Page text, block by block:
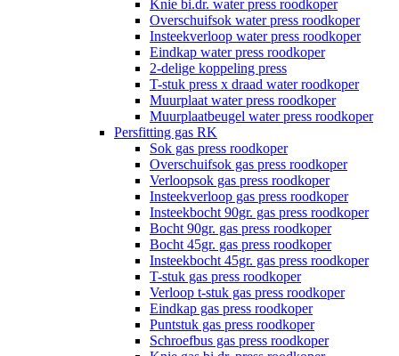
Knie bi.dr. water press roodkoper
Overschuifsok water press roodkoper
Insteekverloop water press roodkoper
Eindkap water press roodkoper
2-delige koppeling press
T-stuk press x draad water roodkoper
Muurplaat water press roodkoper
Muurplaatbeugel water press roodkoper
Persfitting gas RK
Sok gas press roodkoper
Overschuifsok gas press roodkoper
Verloopsok gas press roodkoper
Insteekverloop gas press roodkoper
Insteekbocht 90gr. gas press roodkoper
Bocht 90gr. gas press roodkoper
Bocht 45gr. gas press roodkoper
Insteekbocht 45gr. gas press roodkoper
T-stuk gas press roodkoper
Verloop t-stuk gas press roodkoper
Eindkap gas press roodkoper
Puntstuk gas press roodkoper
Schroefbus gas press roodkoper